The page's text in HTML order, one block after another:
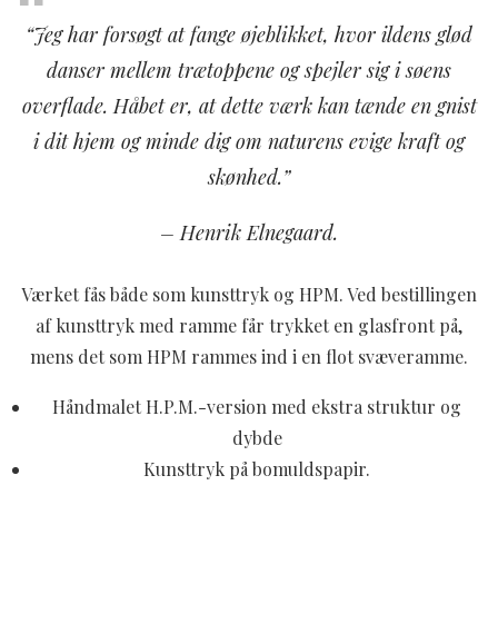
“Jeg har forsøgt at fange øjeblikket, hvor ildens glød
danser mellem trætoppene og spejler sig i søens
overflade. Håbet er, at dette værk kan tænde en gnist
i dit hjem og minde dig om naturens evige kraft og
skønhed.”
– Henrik Elnegaard.
Værket fås både som kunsttryk og HPM. Ved bestillingen
af kunsttryk med ramme får trykket en glasfront på,
mens det som HPM rammes ind i en flot svæveramme.
Håndmalet H.P.M.-version med ekstra struktur og
dybde
Kunsttryk på bomuldspapir.